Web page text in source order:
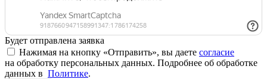
Будет отправлена заявка
Нажимая на кнопку «Отправить», вы даете согласие
на обработку персональных данных. Подробнее об обработке
данных в Политике.